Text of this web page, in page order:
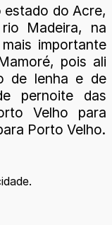
estado do Acre,
Madeira, na
importante
pois ali
de lenha e de
pernoite das
Velho para
Porto Velho.